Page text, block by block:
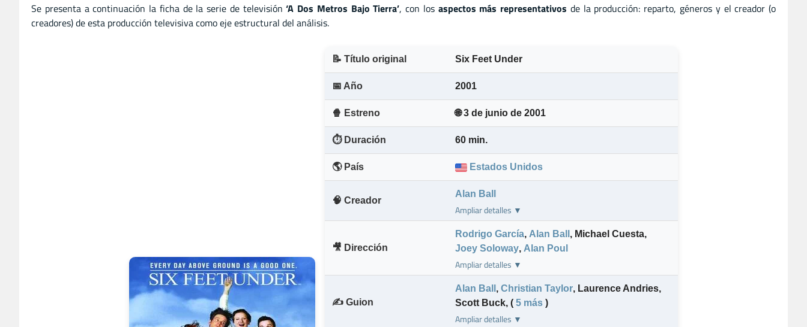
Se presenta a continuación la ficha de la serie de televisión‘A Dos Metros Bajo Tierra’, con los aspectos más representativos de la producción: reparto, géneros y el creador (o
creadores) de esta producción televisiva como eje estructural del análisis.
📝 Título original Six Feet Under
📅 Año 2001
🍿 Estreno 🌐 3 de junio de 2001
⏱️ Duración 60 min.
🌎 País Estados Unidos
🧠 Creador
Alan Ball
Ampliar detalles ▼
🎥 Dirección
Rodrigo García, Alan Ball , Michael Cuesta,
Joey Soloway, Alan Poul
Ampliar detalles ▼
✍️ Guion
Alan Ball , Christian Taylor, Laurence Andries,
Scott Buck, ( 5 más )
Ampliar detalles ▼